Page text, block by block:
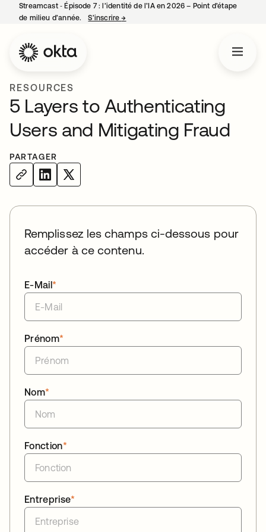
Streamcast ‑ Épisode 7 : l’identité de l’IA en 2026 – Point d’étape
de milieu d’année.
S’inscrire→
RESOURCES
5 Layers to Authenticating
Users and Mitigating Fraud
PARTAGER
Remplissez les champs ci-dessous pour
accéder à ce contenu.
*
E-Mail
*
Prénom
*
Nom
*
Fonction
*
Entreprise